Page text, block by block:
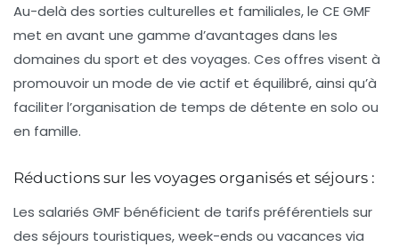
Au-delà des sorties culturelles et familiales, le CE GMF
met en avant une gamme d’avantages dans les
domaines du sport et des voyages. Ces offres visent à
promouvoir un mode de vie actif et équilibré, ainsi qu’à
faciliter l’organisation de temps de détente en solo ou
en famille.
Réductions sur les voyages organisés et séjours :
Les salariés GMF bénéficient de tarifs préférentiels sur
des séjours touristiques, week-ends ou vacances via